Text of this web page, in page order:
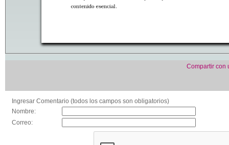
Compartir con
Ingresar Comentario (todos los campos son obligatorios)
Nombre:
Correo: